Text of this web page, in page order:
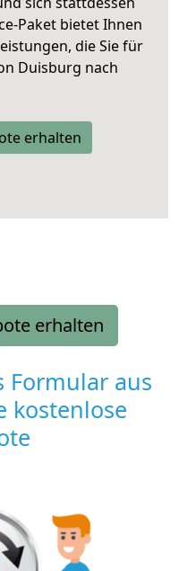
Paket bietet Ihnen
die Sie für
Duisburg nach
erhalten
erhalten
Formular aus
kostenlose